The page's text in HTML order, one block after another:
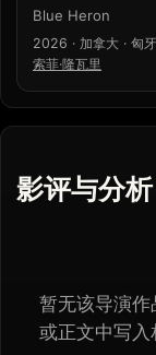
Blue Heron
2026 · 加拿大 · 匈
索菲·隆瓦里
影评与分析
暂无该导演
或正文中写入